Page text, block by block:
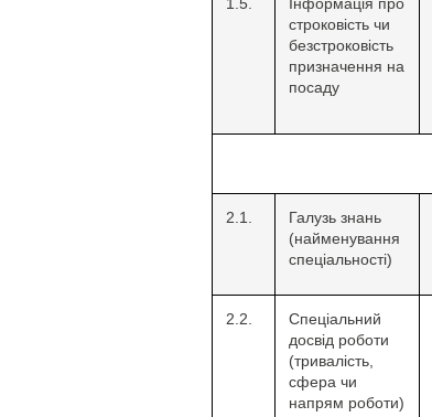
строковість чи
безстроковість
призначення на
посаду
2.1.
Галузь знань
(найменування
спеціальності)
2.2.
Спеціальний
досвід роботи
(тривалість,
сфера чи
напрям роботи)